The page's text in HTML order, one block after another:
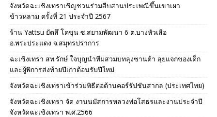
จังหวัดฉะเชิงเทราเชิญชวนร่วมสืบสานประเพณีขึ้นเขาเผา
ข้าวหลาม ครั้งที่ 21 ประจำปี 2567
ร้าน Yattsu ยัตสึ โคขุน ซ.สยามพัฒนา 6 ต.บางหัวเสือ
อ.พระประแดง จ.สมุทรปราการ
ฉะเชิงเทรา สท.รักษ์ ใจบุญนำทีมสวมบทลุงซานต้า ลุยแจกของเด็ก
และผู้พิการส่งท้ายปีเก่าต้อนรับปีใหม่
จังหวัดฉะเชิงเทราเข้าร่วมพิธีต่อต้านคอร์รัปชันสากล (ประเทศไทย)
จังหวัดฉะเชิงเทรา จัด งานนมัสการหลวงพ่อโสธรและงานประจำปี
จังหวัดฉะเชิงเทรา พ.ศ.2566